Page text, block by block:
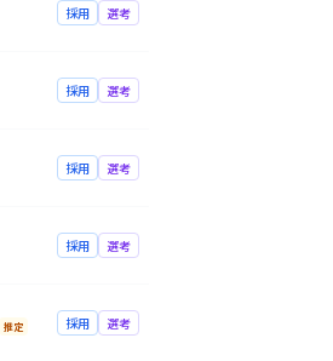
採用 選考
採用 選考
採用 選考
採用 選考
推定 採用 選考